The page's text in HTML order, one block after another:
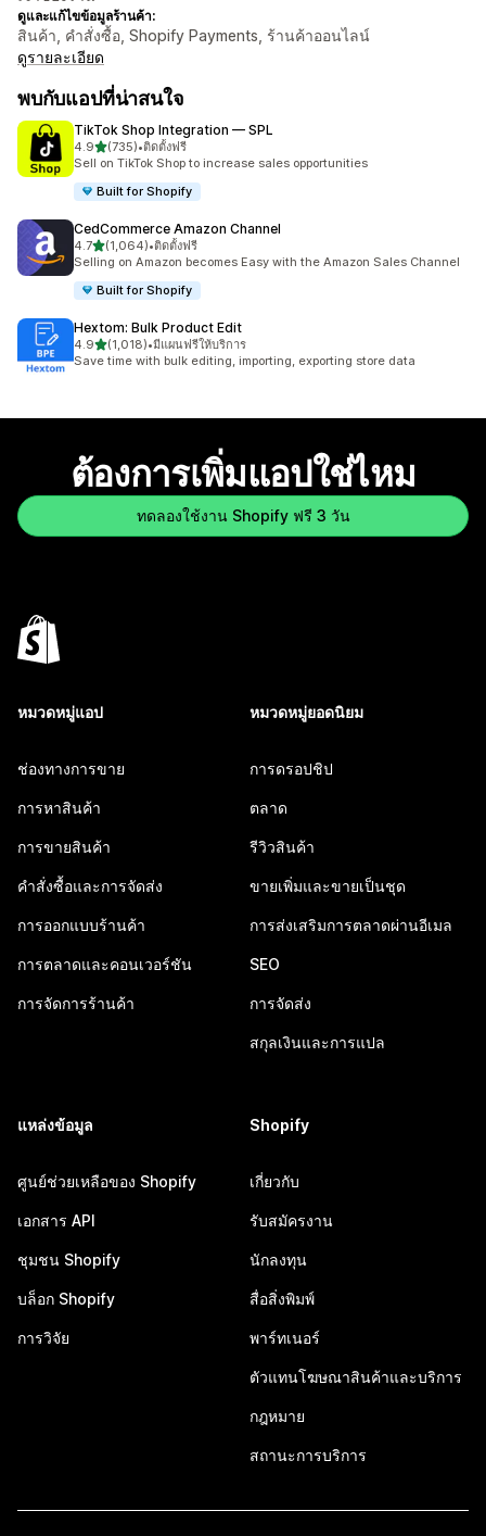
ดูและแก้ไขข้อมูลร้านค้า:
สินค้า, คำสั่งซื้อ, Shopify Payments, ร้านค้าออนไลน์
ดูรายละเอียด
พบกับแอปที่น่าสนใจ
TikTok Shop Integration — SPL
4.9เต็ม 5 ดาว
(735)
ทั้งหมด 735 รีวิว
•ติดตั้งฟรี
Sell on TikTok Shop to increase sales opportunities
Built for Shopify
CedCommerce Amazon Channel
4.7เต็ม 5 ดาว
(1,064)
ทั้งหมด 1064 รีวิว
•ติดตั้งฟรี
Selling on Amazon becomes Easy with the Amazon Sales Channel
Built for Shopify
Hextom: Bulk Product Edit
4.9เต็ม 5 ดาว
(1,018)
ทั้งหมด 1018 รีวิว
•มีแผนฟรีให้บริการ
Save time with bulk editing, importing, exporting store data
ต้องการเพิ่มแอปใช่ไหม
ทดลองใช้งาน Shopify ฟรี 3 วัน
หมวดหมู่แอป
ช่องทางการขาย
การหาสินค้า
การขายสินค้า
คำสั่งซื้อและการจัดส่ง
การออกแบบร้านค้า
การตลาดและคอนเวอร์ชัน
การจัดการร้านค้า
หมวดหมู่ยอดนิยม
การดรอปชิป
ตลาด
รีวิวสินค้า
ขายเพิ่มและขายเป็นชุด
การส่งเสริมการตลาดผ่านอีเมล
SEO
การจัดส่ง
สกุลเงินและการแปล
แหล่งข้อมูล
ศูนย์ช่วยเหลือของ Shopify
เอกสาร API
ชุมชน Shopify
บล็อก Shopify
การวิจัย
Shopify
เกี่ยวกับ
รับสมัครงาน
นักลงทุน
สื่อสิ่งพิมพ์
พาร์ทเนอร์
ตัวแทนโฆษณาสินค้าและบริการ
กฎหมาย
สถานะการบริการ